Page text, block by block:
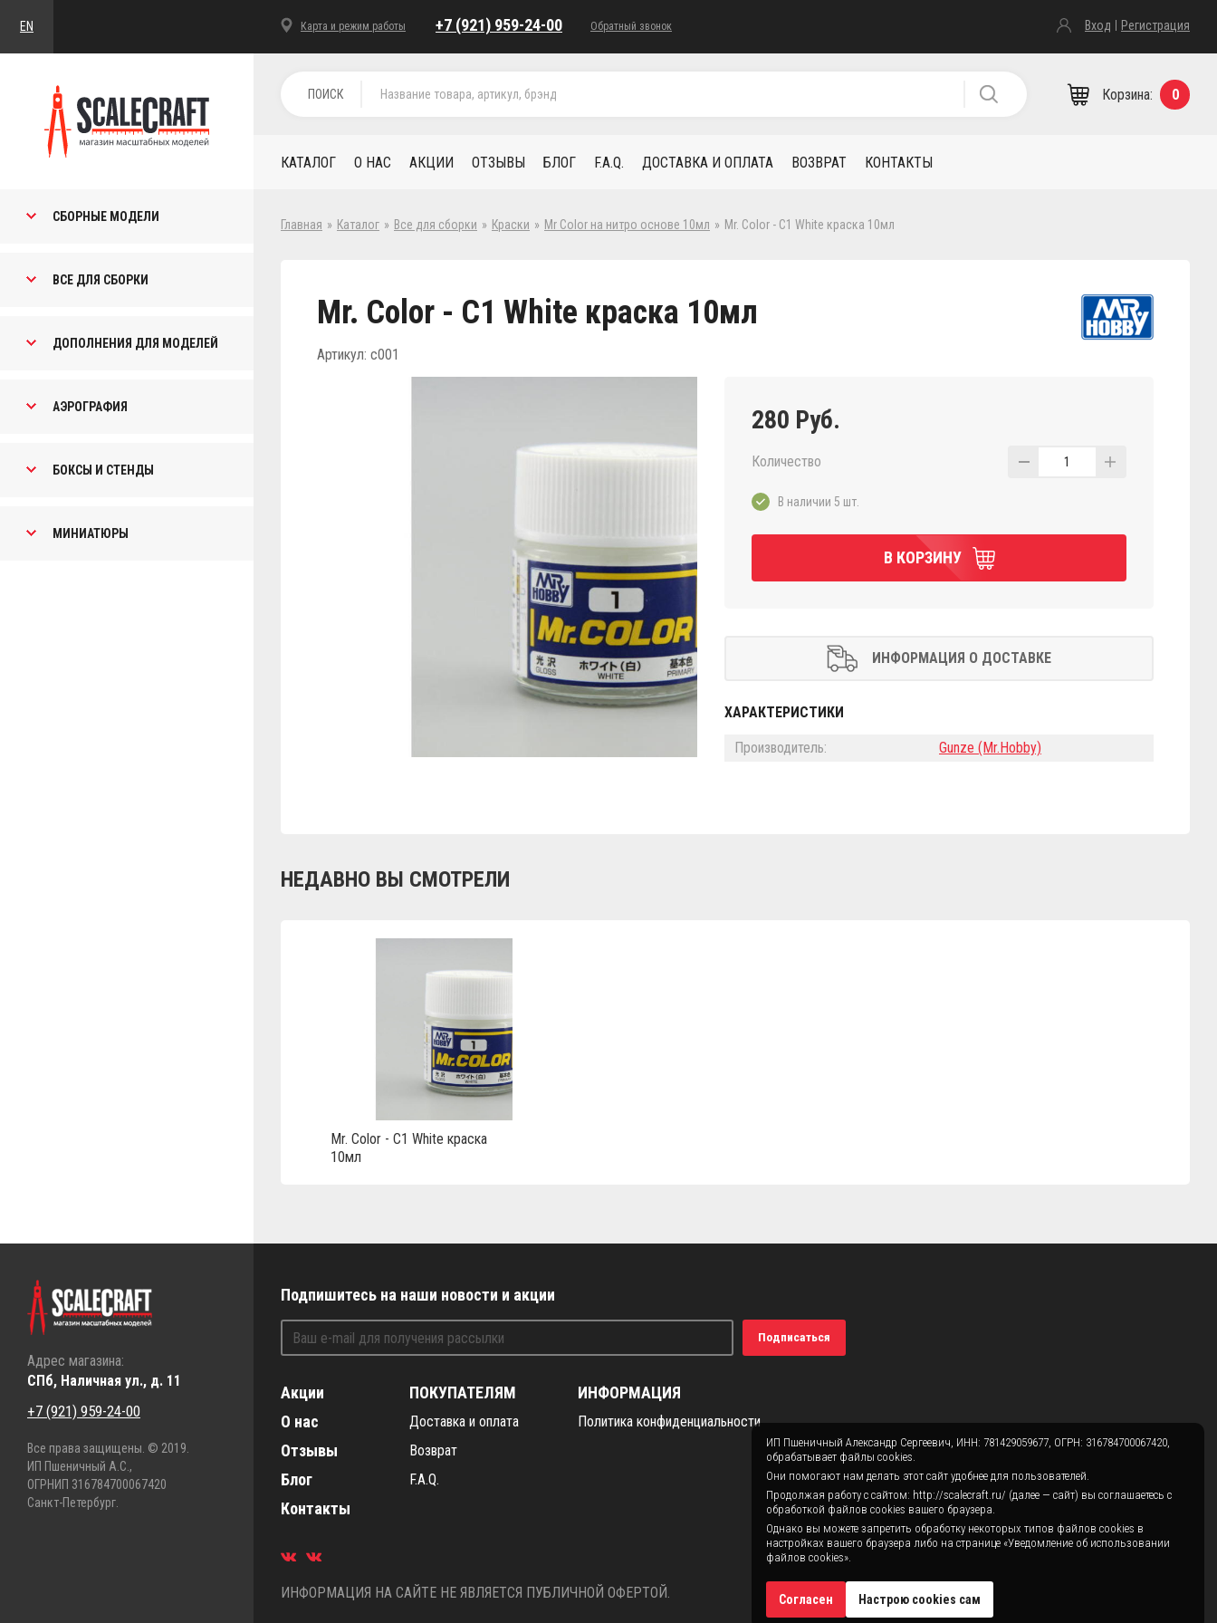
EN Карта и режим работы +7 (921) 959-24-00 Обратный звонок Вход Регистрация
СБОРНЫЕ МОДЕЛИ
ВСЕ ДЛЯ СБОРКИ
ДОПОЛНЕНИЯ ДЛЯ МОДЕЛЕЙ
АЭРОГРАФИЯ
БОКСЫ И СТЕНДЫ
МИНИАТЮРЫ
ПОИСК 0
Корзина:
КАТАЛОГ О НАС АКЦИИ ОТЗЫВЫ БЛОГ F.A.Q. ДОСТАВКА И ОПЛАТА ВОЗВРАТ КОНТАКТЫ
Главная » Каталог » Все для сборки » Краски » Mr Color на нитро основе 10мл » Mr. Color - C1 White краска 10мл
Mr. Color - C1 White краска 10мл
Артикул: c001
280 Руб.
Количество 1
В наличии 5 шт.
В КОРЗИНУ
ИНФОРМАЦИЯ О ДОСТАВКЕ
ХАРАКТЕРИСТИКИ
Производитель: Gunze (Mr.Hobby)
НЕДАВНО ВЫ СМОТРЕЛИ
Mr. Color - C1 White краска
10мл
Адрес магазина:
СПб, Наличная ул., д. 11
+7 (921) 959-24-00
Все права защищены. © 2019.
ИП Пшеничный А.С.,
ОГРНИП 316784700067420
Санкт-Петербург.
Подпишитесь на наши новости и акции
Подписаться
Акции
О нас
Отзывы
Блог
Контакты
ПОКУПАТЕЛЯМ
Доставка и оплата
Возврат
F.A.Q.
ИНФОРМАЦИЯ
Политика конфиденциальности
ИНФОРМАЦИЯ НА САЙТЕ НЕ ЯВЛЯЕТСЯ ПУБЛИЧНОЙ ОФЕРТОЙ.
ИП Пшеничный Александр Сергеевич, ИНН: 781429059677, ОГРН: 316784700067420,
обрабатывает файлы cookies.
Они помогают нам делать этот сайт удобнее для пользователей.
Продолжая работу с сайтом: http://scalecraft.ru/ (далее — сайт) вы соглашаетесь с
обработкой файлов cookies вашего браузера.
Однако вы можете запретить обработку некоторых типов файлов cookies в
настройках вашего браузера либо на странице «Уведомление об использовании
файлов cookies».
Согласен Настрою cookies сам